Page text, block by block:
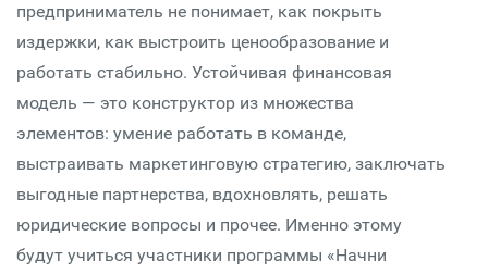
предприниматель не понимает, как покрыть
издержки, как выстроить ценообразование и
работать стабильно. Устойчивая финансовая
модель — это конструктор из множества
элементов: умение работать в команде,
выстраивать маркетинговую стратегию, заключать
выгодные партнерства, вдохновлять, решать
юридические вопросы и прочее. Именно этому
будут учиться участники программы «Начни